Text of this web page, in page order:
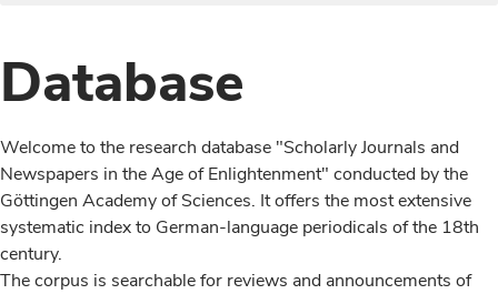
Database
Welcome to the research database "Scholarly Journals and
Newspapers in the Age of Enlightenment" conducted by the
Göttingen Academy of Sciences. It offers the most extensive
systematic index to German-language periodicals of the 18th
century.
The corpus is searchable for reviews and announcements of